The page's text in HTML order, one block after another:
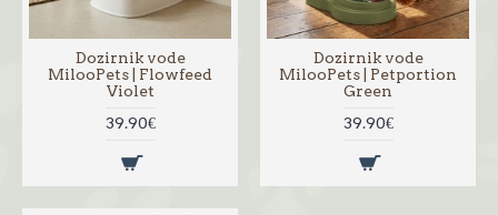
Dozirnik vode
MilooPets | Flowfeed
Violet
39.90€
Dozirnik vode
MilooPets | Petportion
Green
39.90€